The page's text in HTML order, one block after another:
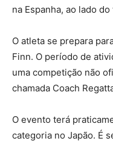
na Espanha, ao lado
O atleta se prepara
Finn. O período de
uma competição não
chamada Coach
O evento terá
categoria no Japão. É